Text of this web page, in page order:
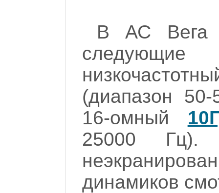
В АС Вега
следующие
(диапазон
16-омный
25000 Гц).
динамиков